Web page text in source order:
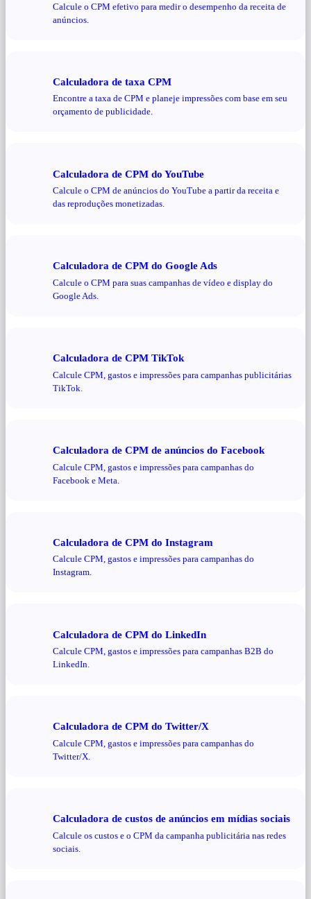
Calcule o CPM efetivo para medir o desempenho da receita de
anúncios.
Calculadora de taxa CPM
Encontre a taxa de CPM e planeje impressões com base em seu
orçamento de publicidade.
Calculadora de CPM do YouTube
Calcule o CPM de anúncios do YouTube a partir da receita e
das reproduções monetizadas.
Calculadora de CPM do Google Ads
Calcule o CPM para suas campanhas de vídeo e display do
Google Ads.
Calculadora de CPM TikTok
Calcule CPM, gastos e impressões para campanhas publicitárias
TikTok.
Calculadora de CPM de anúncios do Facebook
Calcule CPM, gastos e impressões para campanhas do
Facebook e Meta.
Calculadora de CPM do Instagram
Calcule CPM, gastos e impressões para campanhas do
Instagram.
Calculadora de CPM do LinkedIn
Calcule CPM, gastos e impressões para campanhas B2B do
LinkedIn.
Calculadora de CPM do Twitter/X
Calcule CPM, gastos e impressões para campanhas do
Twitter/X.
Calculadora de custos de anúncios em mídias sociais
Calcule os custos e o CPM da campanha publicitária nas redes
sociais.